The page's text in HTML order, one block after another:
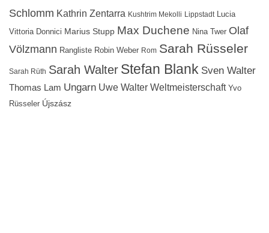
Schlomm Kathrin Zentarra Kushtrim Mekolli Lippstadt Lucia
Vittoria Donnici Marius Stupp Max Duchene Nina Twer Olaf
Völzmann Rangliste Robin Weber Rom Sarah Rüsseler
Sarah Rüth Sarah Walter Stefan Blank Sven Walter
Thomas Lam Ungarn Uwe Walter Weltmeisterschaft Yvo
Rüsseler Újszász